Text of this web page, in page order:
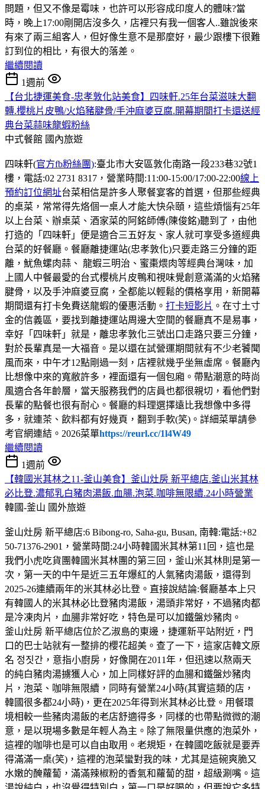
問題，但又不像是霉味，也許可以形容成印度人的體味?當
時，晚上17:00剛開店沒多久，店裡只有我一個客人..雖說後來
有來了兩三組客人，但好像生意不是那麼好，最少跟樓下很難
訂到位的相比，有很大的落差。
繼續閱讀
1週前
【台北捷運美食-忠孝敦化站美食】四味軒.25年台菜滋味大翻
轉.櫻桃片皮鴨/火焰豬腱骨/手沖麻婆豆腐.開幕期間打卡還送經
典台菜蒜味龍蝦粉絲
中式餐館 國內旅遊
四味軒(官方fb粉絲團):臺北市大安區敦化南路一段233巷32號1
樓，電話:02 2731 8317，營業時間:11:00-15:00/17:00-22:00線上
預約訂位網址台菜相信是許多人聚餐宴客的首選，但那些經典
的桌菜，常常得先烙個一桌人才能大快朵頤，這些煩惱有25年
以上台菜、辦桌菜、酒家菜的阿銘師傅(陳俊銘)聽到了，由他
打造的「四味軒」便是適合三五好友、家人就可享受多道經典
台菜的好餐廳。餐廳離捷運站(忠孝敦化)只要走路三分鐘的距
離，魷魚螺肉蒜、 龍蝦三明治、蜜棗煨肉等經典台灣味，加
上國人中餐最愛的台式櫻桃片皮鴨和視味覺創意滿滿的火焰豬
腱骨，以及手沖麻婆豆腐，全都能以輕鬆的價格享用，新開幕
期間還有打卡免費送龍蝦的優惠活動。 打卡短影片 。在寸土寸
金的信義區，要找到離捷運站周邊大空間的餐廳真不是易事，
幸好「四味軒」就是，離忠孝敦化三號出口走路只要三分鐘，
對於長輩真是一大福音。是以還在試營運期間就有不少老饕聞
風而來，中午才12點剛過一刻，店裡就幾乎坐無虛席。餐廳內
比想像中來的寬敝許多，裡面還有一個包廂。帶點潮意的時尚
風適合各年齡層，當天服務我們的店員也都很親切，看他們對
長輩的點餐也很有耐心。餐廳的料理選擇遠比我想像中多得
多，就連茶、飲料都有好幾頁，翻到手軟(笑)。詳細菜單請參
考官網連結。2026菜單https://reurl.cc/1l4W49
繼續閱讀
1週前
【韓國米其林之11-釜山美食】釜山灶房 新平總店.釜山米其林
必比登.濃郁乳白豬肉湯飯.血腸.泡菜.咖啡無限續.24小時營業
韓國-釜山 國外旅遊
釜山灶房 新平總店:6 Bibong-ro, Saha-gu, Busan, 南韓:電話:+82
50-71376-2901，營業時間:24小時韓國米其林第11回，這也是
我們小虎吃貨團韓國米其林團的第三回，釜山米其林則是第一
次，第一天的中午是近三五年爆紅的人氣豬肉湯飯，還得到
2025-26連續兩年的米其林必比登。直接說結論:餐廳基本上只
有韓國人的米其林必比登豬肉湯飯，湯頭非常好，不過豬肉都
是冷凍肉片，血腸非常好吃，特色是可以加鐵盤炒豬肉。
釜山灶房 新平總店位於乙淑島的東邊，捷運新平站附近，門
口的巴士站就有一整排的櫻花超美。查了一下，這家店韓文原
名 정짓간，意指小廚房，好像開在2011年，但迅速以熬兩天
的純白豬肉湯擄獲人心，加上同樣好評的血腸和鐵盤炒豬肉
片，泡菜、咖啡無限續，同時有營業24小時(其實這類的店，
韓國很多都24小時)，更在2025年得到米其林必比登。用餐環
境相較一些豬肉湯飯的老店舒適得多，同樣的也帶點微微的潮
意，是以現場多數是年輕人為主。除了無限量供應的泡菜外，
這裡的咖啡也是可以自由取用。老規矩，在韓國吃飯就是要弄
得滿滿一桌(笑)，這裡的泡菜蠻對我的味，尤其是這碗爽脆又
水嫩的醃蘿蔔，滿滿辣椒粉的香氣和蘿蔔的甜，超級涮嘴。這